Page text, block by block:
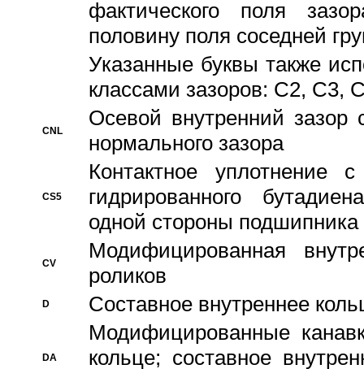
фактического поля
половину поля соседней
Указанные буквы также
классами зазоров: С2,
CNL
Осевой внутренний зазор
нормального зазора
CS5
Контактное уплотнение
гидрированного
одной стороны подшипника
CV
Модифицированная
роликов
D Составное внутреннее
DA
Модифицированные
кольце; составное